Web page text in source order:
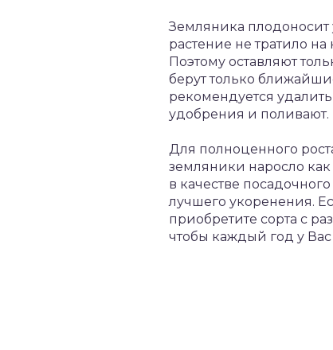
Земляника
растение не тратило
Поэтому оставляют
берут только
рекомендуется
удобрения и поливают.
Для полноценного
земляники наросло
в качестве
лучшего укоренения.
приобретите сорта с
чтобы каждый год у